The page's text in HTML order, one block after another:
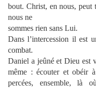
bout. Christ, en nous, peut
nous ne
sommes rien sans Lui.
Dans l’intercession il est
combat.
Daniel a jeûné et Dieu est
même : écouter et obéir
percées, ensemble, là